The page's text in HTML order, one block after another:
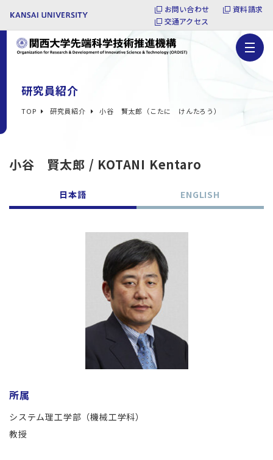
お問い合わせ
資料請求
交通アクセス
研究員紹介
TOP 研究員紹介 小谷 賢太郎（こたに けんたろう）
小谷 賢太郎 / KOTANI Kentaro
日本語 ENGLISH
所属
システム理工学部（機械工学科）
教授